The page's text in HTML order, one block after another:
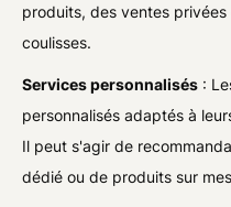
produits, des ventes
coulisses.
Services personnalisés :
personnalisés adaptés à
Il peut s'agir de
dédié ou de produits sur